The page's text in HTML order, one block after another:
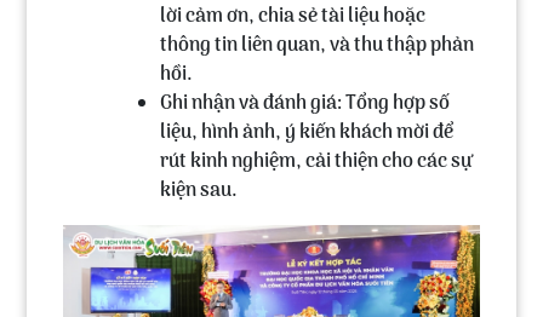
lời cảm ơn, chia sẻ tài liệu hoặc
thông tin liên quan, và thu thập phản
hồi.
Ghi nhận và đánh giá:Tổng hợp số
liệu, hình ảnh, ý kiến khách mời để
rút kinh nghiệm, cải thiện cho các sự
kiện sau.